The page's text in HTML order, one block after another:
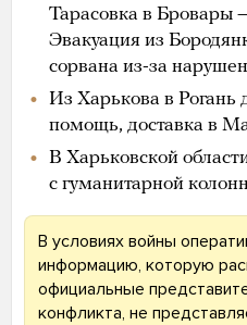
Тарасовка в Бровары
Эвакуация из
сорвана из-за
Из Харькова в Рогань
помощь, доставка в
В Харьковской
с гуманитарной
В условиях войны
информацию, которую
официальные
конфликта, не